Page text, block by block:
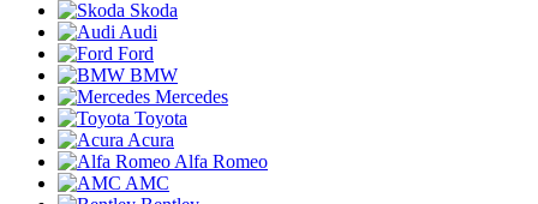
Skoda
Audi
Ford
BMW
Mercedes
Toyota
Acura
Alfa Romeo
AMC